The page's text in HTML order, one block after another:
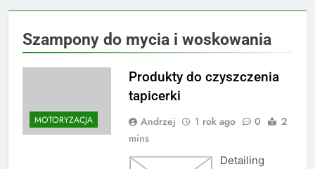
Szampony do mycia i woskowania
MOTORYZACJA
Produkty do czyszczenia
tapicerki
Andrzej 1 rok ago 0
2
mins
Detailing